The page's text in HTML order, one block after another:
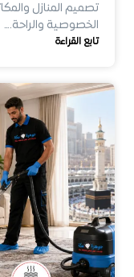
تصميم المنازل
الخصوصية والراحة.…
تابع القراءة